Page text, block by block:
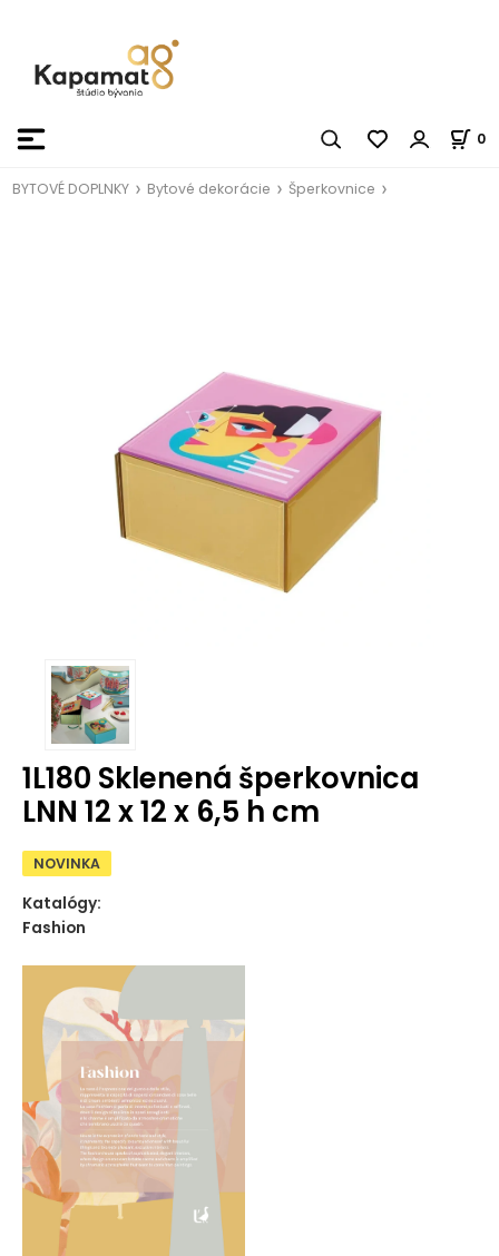
0
BYTOVÉ DOPLNKY Bytové dekorácie Šperkovnice
1L180 Sklenená šperkovnica
LNN 12 x 12 x 6,5 h cm
NOVINKA
Katalógy:
Fashion